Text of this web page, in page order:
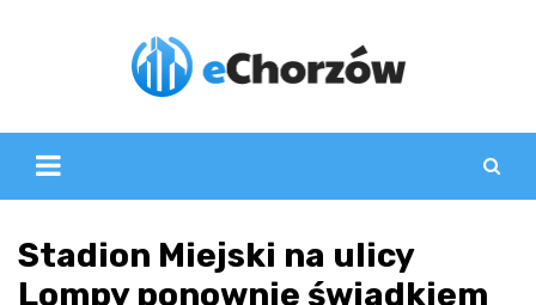
Stadion Miejski na ulicy
Lompy ponownie świadkiem